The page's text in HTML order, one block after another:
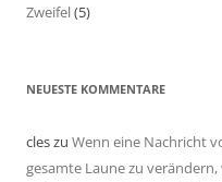
Zweifel(5)
NEUESTE KOMMENTARE
cleszu Wenn eine Nachricht
gesamte Laune zu